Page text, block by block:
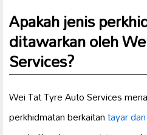
Apakah jenis
ditawarkan oleh
Services?
Wei Tat Tyre Auto Services
perkhidmatan berkaitantayar